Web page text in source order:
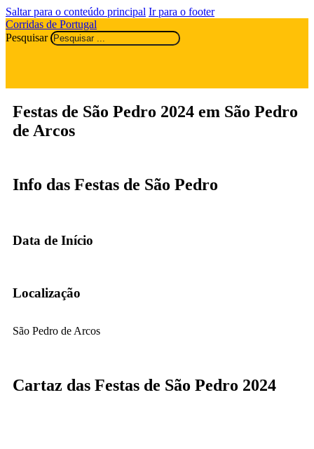
Saltar para o conteúdo principal Ir para o footer
Corridas de Portugal
Pesquisar
Festas de São Pedro 2024 em São Pedro
de Arcos
Info das Festas de São Pedro
Data de Início
Localização
São Pedro de Arcos
Cartaz das Festas de São Pedro 2024